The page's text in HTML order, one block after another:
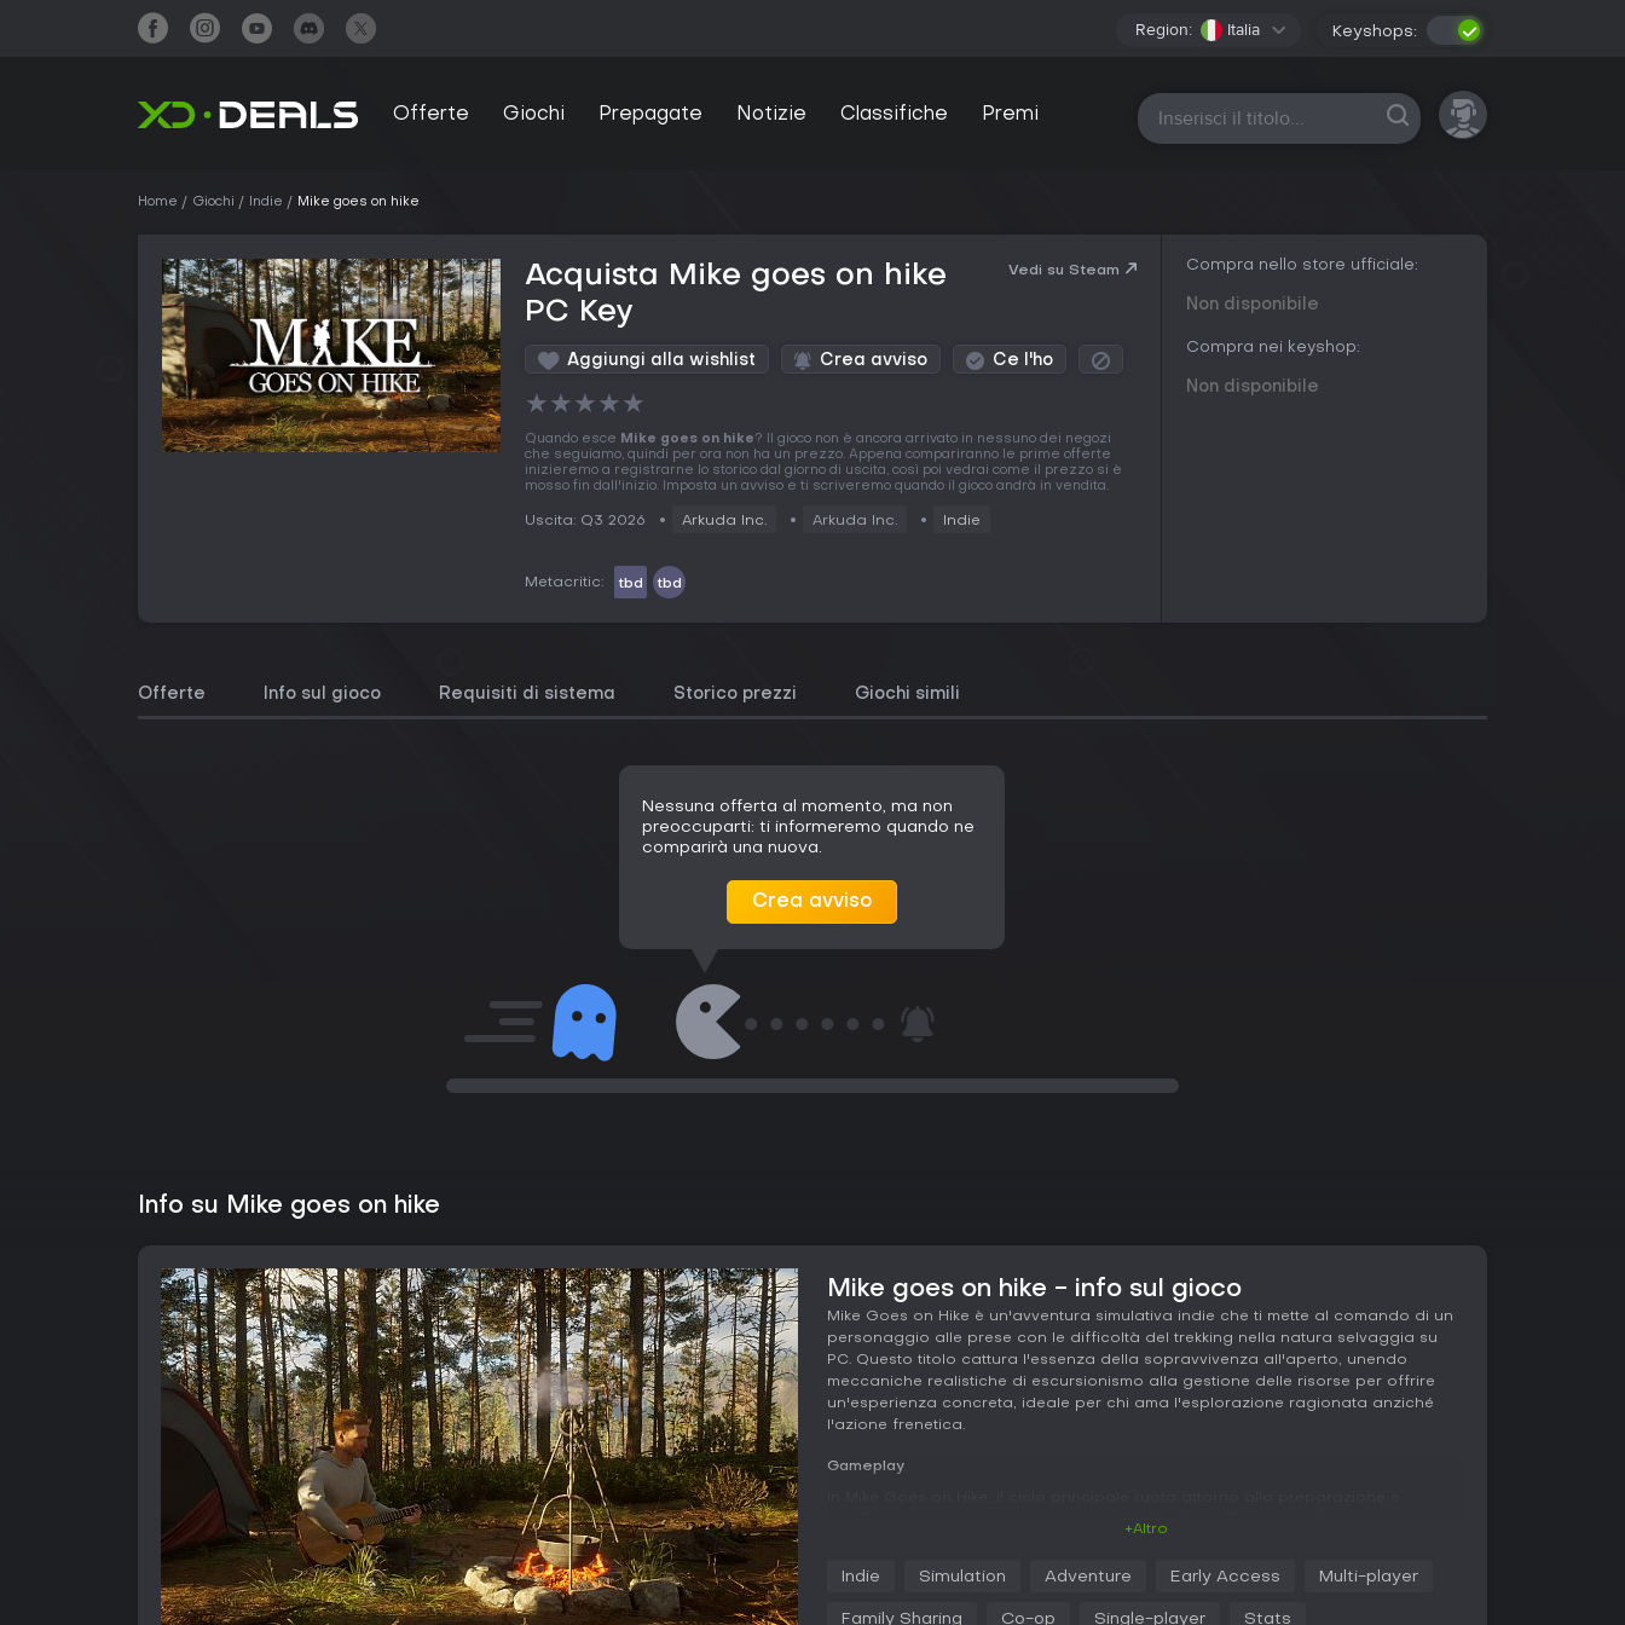
Region: Italia Keyshops:
Offerte Giochi Prepagate Notizie Classifiche Premi Tutte le piattaforme
Home Giochi Indie Mike goes on hike
Acquista Mike goes on hike
PC Key
Vedi su Steam
Aggiungi alla wishlist Crea avviso Ce l'ho
★★★★★
Quando esce Mike goes on hike? Il gioco non è ancora arrivato in nessuno dei negozi
che seguiamo, quindi per ora non ha un prezzo. Appena compariranno le prime offerte
inizieremo a registrarne lo storico dal giorno di uscita, così poi vedrai come il prezzo si è
mosso fin dall'inizio. Imposta un avviso e ti scriveremo quando il gioco andrà in vendita.
Uscita: Q3 2026 Arkuda Inc. Arkuda Inc. Indie
Metacritic: tbd tbd
Compra nello store ufficiale:
Non disponibile
Compra nei keyshop:
Non disponibile
Offerte Info sul gioco Requisiti di sistema Storico prezzi Giochi simili
Nessuna offerta al momento, ma non
preoccuparti: ti informeremo quando ne
comparirà una nuova.
Crea avviso
Info su Mike goes on hike
Mike goes on hike - info sul gioco
Mike Goes on Hike è un'avventura simulativa indie che ti mette al comando di un
personaggio alle prese con le difficoltà del trekking nella natura selvaggia su
PC. Questo titolo cattura l'essenza della sopravvivenza all'aperto, unendo
meccaniche realistiche di escursionismo alla gestione delle risorse per offrire
un'esperienza concreta, ideale per chi ama l'esplorazione ragionata anziché
l'azione frenetica.
Gameplay
nebbia, vento e variazioni termiche ti obbligano a trovare riparo o rivedere i
+Altro
Indie Simulation Adventure Early Access Multi-player
Family Sharing Co-op Single-player Stats